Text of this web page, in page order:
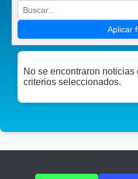
Aplicar
No se encontraron
criterios seleccionados.